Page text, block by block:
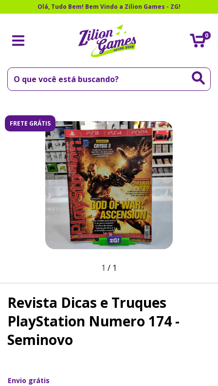
Olá, Tudo Bem! Bem Vindo a Zilion Games - ZG!
0
FRETE GRÁTIS
1 / 1
Revista Dicas e Truques
PlayStation Numero 174 -
Seminovo
Envio grátis